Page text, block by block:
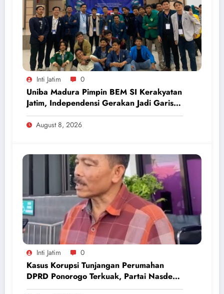
Inti Jatim 0
Uniba Madura Pimpin BEM SI Kerakyatan
Jatim, Independensi Gerakan Jadi Garis
Batas
August 8, 2026
Inti Jatim 0
Kasus Korupsi Tunjangan Perumahan
DPRD Ponorogo Terkuak, Partai Nasdem
Inisiatif Kembalikan Uang Rp 748 Juta